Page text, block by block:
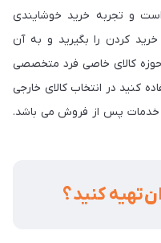
و تجربه خرید خوشایندی
کردن را بگیرید و به آن
کالای خاصی فرد متخصصی
کنید در انتخاب کالای خارجی
خدمات پس از فروش می باشد.
تهیه کنید ؟